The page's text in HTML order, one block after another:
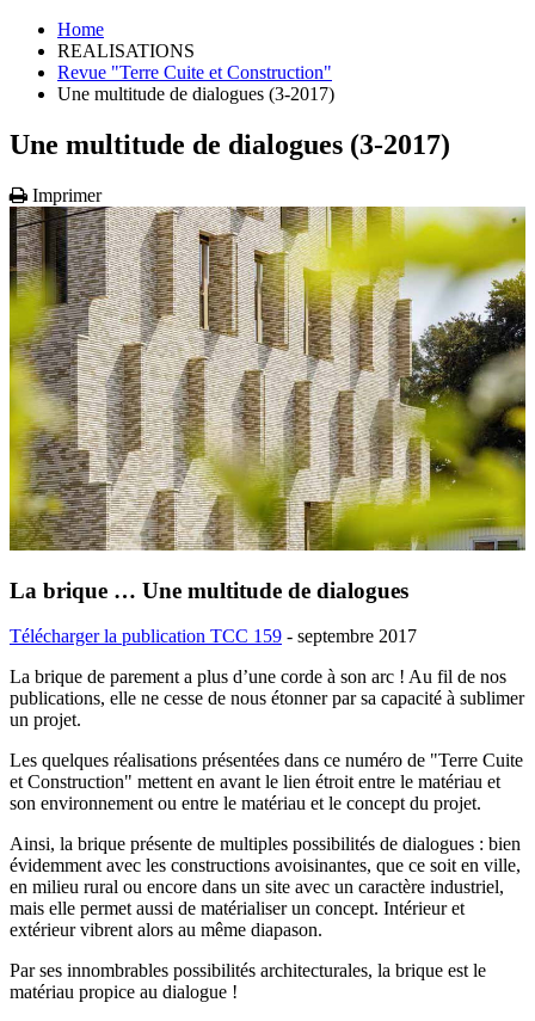
Home
REALISATIONS
Revue "Terre Cuite et Construction"
Une multitude de dialogues (3-2017)
Une multitude de dialogues (3-2017)
Imprimer
La brique … Une multitude de dialogues
Télécharger la publication TCC 159 - septembre 2017
La brique de parement a plus d’une corde à son arc ! Au fil de nos
publications, elle ne cesse de nous étonner par sa capacité à sublimer
un projet.
Les quelques réalisations présentées dans ce numéro de "Terre Cuite
et Construction" mettent en avant le lien étroit entre le matériau et
son environnement ou entre le matériau et le concept du projet.
Ainsi, la brique présente de multiples possibilités de dialogues : bien
évidemment avec les constructions avoisinantes, que ce soit en ville,
en milieu rural ou encore dans un site avec un caractère industriel,
mais elle permet aussi de matérialiser un concept. Intérieur et
extérieur vibrent alors au même diapason.
Par ses innombrables possibilités architecturales, la brique est le
matériau propice au dialogue !